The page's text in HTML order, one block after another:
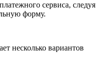
сервиса, следуя
форму.
несколько вариантов